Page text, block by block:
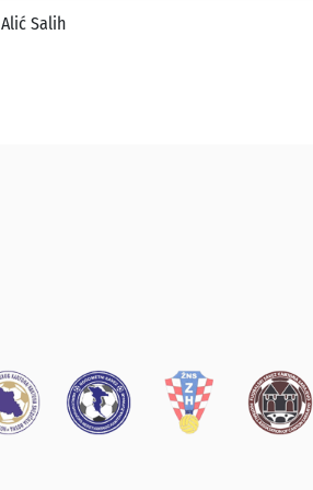
Alić Salih